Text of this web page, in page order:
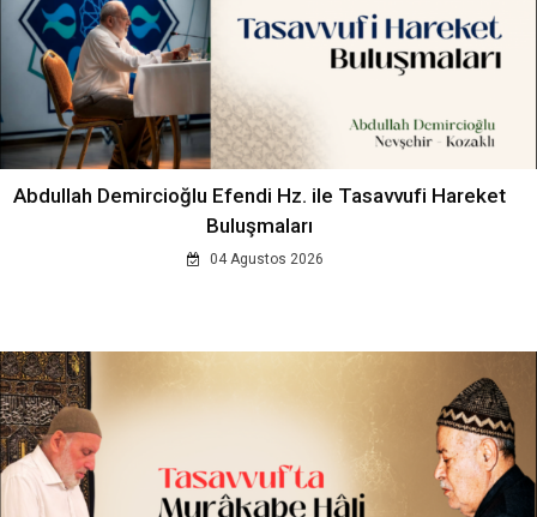
Abdullah Demircioğlu Efendi Hz. ile Tasavvufi Hareket
Buluşmaları
04 Agustos 2026